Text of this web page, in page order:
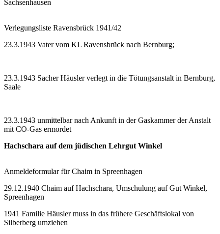
Sachsenhausen
Verlegungsliste Ravensbrück 1941/42
23.3.1943 Vater vom KL Ravensbrück nach Bernburg;
23.3.1943 Sacher Häusler verlegt in die Tötungsanstalt in Bernburg,
Saale
23.3.1943 unmittelbar nach Ankunft in der Gaskammer der Anstalt
mit CO-Gas ermordet
Hachschara auf dem jüdischen Lehrgut Winkel
Anmeldeformular für Chaim in Spreenhagen
29.12.1940 Chaim auf Hachschara, Umschulung auf Gut Winkel,
Spreenhagen
1941 Familie Häusler muss in das frühere Geschäftslokal von
Silberberg umziehen